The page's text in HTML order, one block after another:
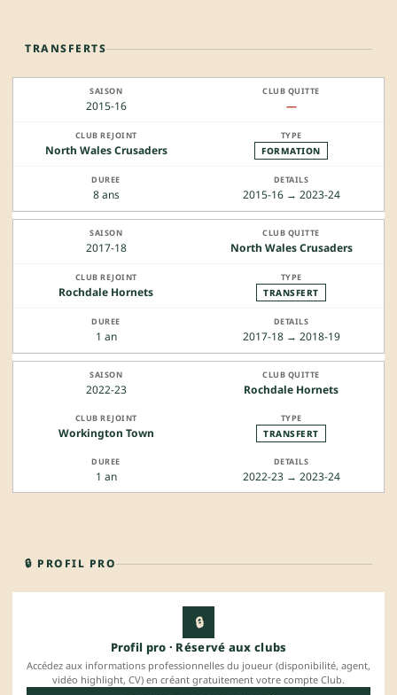
TRANSFERTS
2015-16 —
North Wales Crusaders FORMATION
8 ans 2015-16 → 2023-24
2017-18 North Wales Crusaders
Rochdale Hornets TRANSFERT
1 an 2017-18 → 2018-19
2022-23 Rochdale Hornets
Workington Town TRANSFERT
1 an 2022-23 → 2023-24
🔒 PROFIL PRO
🔒
Profil pro · Réservé aux clubs
Accédez aux informations professionnelles du joueur (disponibilité, agent,
vidéo highlight, CV) en créant gratuitement votre compte Club.